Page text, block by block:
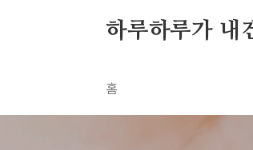
하루하루가 내
홈